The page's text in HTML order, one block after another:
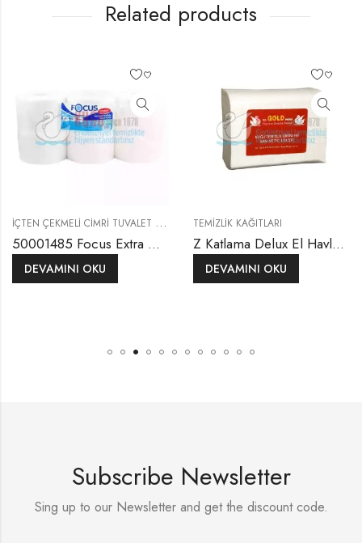
Related products
İ
ÇTEN ÇEKMELI CIMRI TUVALET KAĞIDI TEMIZLIK KAĞITLARI
50001485 Focus Extra Çift Katlı Gofrajsız Maxi Büyük Boy Cimri İçten Çekmeli Tuvalet Kağıdı (1 Rulo 200 metre-1 Koli 6 Adet Rulo)
DEVAMINI OKU
TEMIZLIK KAĞITLARI
Z Katlama Delux El Havlusu
DEVAMINI OKU
Subscribe Newsletter
Sing up to our Newsletter and get the discount code.